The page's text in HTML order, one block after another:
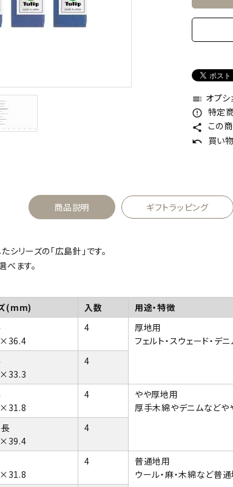
toc オプ
error_outline 特定
share この
undo 買い
商品説明 ギフトラッピング
リーズの「広島針」です。
ます。
(mm) 入数
用途・特徴
4
厚地用
フェルト・スウェード・デ
4
4
やや厚地用
厚手木綿やデニムなどや
4
4
普通地用
ウール・麻・木綿など普